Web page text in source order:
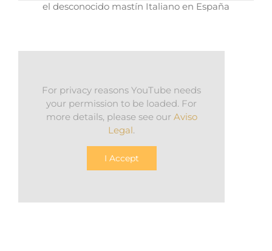
el desconocido mastín Italiano en España
For privacy reasons YouTube needs
your permission to be loaded. For
more details, please see our Aviso
Legal.
I Accept